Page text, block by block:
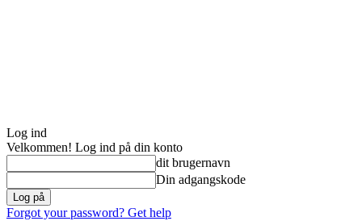
Log ind
Velkommen! Log ind på din konto
dit brugernavn
Din adgangskode
Forgot your password? Get help